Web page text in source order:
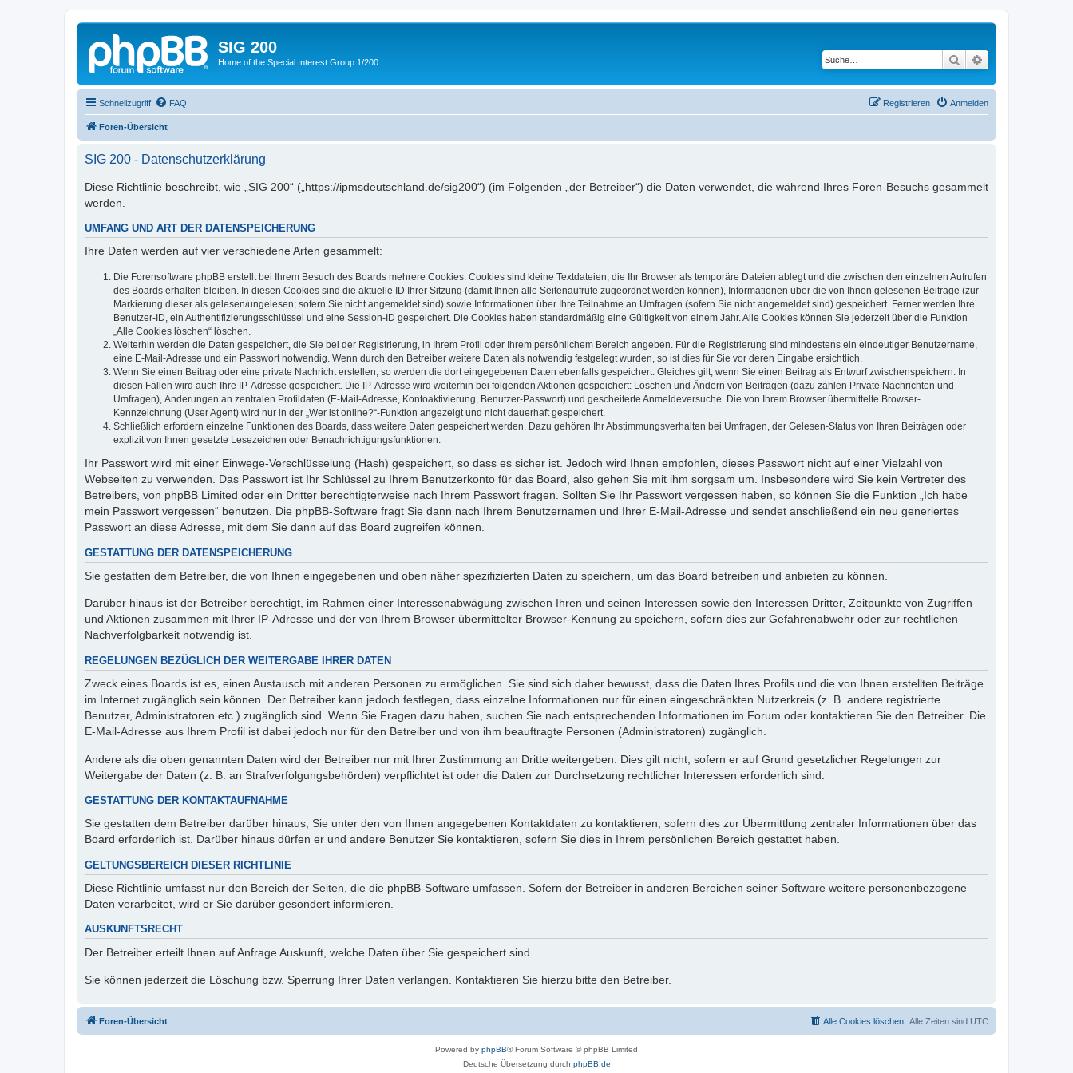
SIG 200
Home of the Special Interest Group 1/200 Suche
Schnellzugriff FAQ Anmelden
Registrieren
Foren-Übersicht
SIG 200 - Datenschutzerklärung
Diese Richtlinie beschreibt, wie „SIG 200“ („https://ipmsdeutschland.de/sig200“) (im Folgenden „der Betreiber“) die Daten verwendet, die während Ihres Foren-Besuchs gesammelt
werden.
UMFANG UND ART DER DATENSPEICHERUNG
Ihre Daten werden auf vier verschiedene Arten gesammelt:
Die Forensoftware phpBB erstellt bei Ihrem Besuch des Boards mehrere Cookies. Cookies sind kleine Textdateien, die Ihr Browser als temporäre Dateien ablegt und die zwischen den einzelnen Aufrufen
des Boards erhalten bleiben. In diesen Cookies sind die aktuelle ID Ihrer Sitzung (damit Ihnen alle Seitenaufrufe zugeordnet werden können), Informationen über die von Ihnen gelesenen Beiträge (zur
Markierung dieser als gelesen/ungelesen; sofern Sie nicht angemeldet sind) sowie Informationen über Ihre Teilnahme an Umfragen (sofern Sie nicht angemeldet sind) gespeichert. Ferner werden Ihre
Benutzer-ID, ein Authentifizierungsschlüssel und eine Session-ID gespeichert. Die Cookies haben standardmäßig eine Gültigkeit von einem Jahr. Alle Cookies können Sie jederzeit über die Funktion
„Alle Cookies löschen“ löschen.
Weiterhin werden die Daten gespeichert, die Sie bei der Registrierung, in Ihrem Profil oder Ihrem persönlichem Bereich angeben. Für die Registrierung sind mindestens ein eindeutiger Benutzername,
eine E-Mail-Adresse und ein Passwort notwendig. Wenn durch den Betreiber weitere Daten als notwendig festgelegt wurden, so ist dies für Sie vor deren Eingabe ersichtlich.
Wenn Sie einen Beitrag oder eine private Nachricht erstellen, so werden die dort eingegebenen Daten ebenfalls gespeichert. Gleiches gilt, wenn Sie einen Beitrag als Entwurf zwischenspeichern. In
diesen Fällen wird auch Ihre IP-Adresse gespeichert. Die IP-Adresse wird weiterhin bei folgenden Aktionen gespeichert: Löschen und Ändern von Beiträgen (dazu zählen Private Nachrichten und
Umfragen), Änderungen an zentralen Profildaten (E-Mail-Adresse, Kontoaktivierung, Benutzer-Passwort) und gescheiterte Anmeldeversuche. Die von Ihrem Browser übermittelte Browser-
Kennzeichnung (User Agent) wird nur in der „Wer ist online?“-Funktion angezeigt und nicht dauerhaft gespeichert.
Schließlich erfordern einzelne Funktionen des Boards, dass weitere Daten gespeichert werden. Dazu gehören Ihr Abstimmungsverhalten bei Umfragen, der Gelesen-Status von Ihren Beiträgen oder
explizit von Ihnen gesetzte Lesezeichen oder Benachrichtigungsfunktionen.
Ihr Passwort wird mit einer Einwege-Verschlüsselung (Hash) gespeichert, so dass es sicher ist. Jedoch wird Ihnen empfohlen, dieses Passwort nicht auf einer Vielzahl von
Webseiten zu verwenden. Das Passwort ist Ihr Schlüssel zu Ihrem Benutzerkonto für das Board, also gehen Sie mit ihm sorgsam um. Insbesondere wird Sie kein Vertreter des
Betreibers, von phpBB Limited oder ein Dritter berechtigterweise nach Ihrem Passwort fragen. Sollten Sie Ihr Passwort vergessen haben, so können Sie die Funktion „Ich habe
mein Passwort vergessen“ benutzen. Die phpBB-Software fragt Sie dann nach Ihrem Benutzernamen und Ihrer E-Mail-Adresse und sendet anschließend ein neu generiertes
Passwort an diese Adresse, mit dem Sie dann auf das Board zugreifen können.
GESTATTUNG DER DATENSPEICHERUNG
Sie gestatten dem Betreiber, die von Ihnen eingegebenen und oben näher spezifizierten Daten zu speichern, um das Board betreiben und anbieten zu können.
Darüber hinaus ist der Betreiber berechtigt, im Rahmen einer Interessenabwägung zwischen Ihren und seinen Interessen sowie den Interessen Dritter, Zeitpunkte von Zugriffen
und Aktionen zusammen mit Ihrer IP-Adresse und der von Ihrem Browser übermittelter Browser-Kennung zu speichern, sofern dies zur Gefahrenabwehr oder zur rechtlichen
Nachverfolgbarkeit notwendig ist.
REGELUNGEN BEZÜGLICH DER WEITERGABE IHRER DATEN
Zweck eines Boards ist es, einen Austausch mit anderen Personen zu ermöglichen. Sie sind sich daher bewusst, dass die Daten Ihres Profils und die von Ihnen erstellten Beiträge
im Internet zugänglich sein können. Der Betreiber kann jedoch festlegen, dass einzelne Informationen nur für einen eingeschränkten Nutzerkreis (z. B. andere registrierte
Benutzer, Administratoren etc.) zugänglich sind. Wenn Sie Fragen dazu haben, suchen Sie nach entsprechenden Informationen im Forum oder kontaktieren Sie den Betreiber. Die
E-Mail-Adresse aus Ihrem Profil ist dabei jedoch nur für den Betreiber und von ihm beauftragte Personen (Administratoren) zugänglich.
Andere als die oben genannten Daten wird der Betreiber nur mit Ihrer Zustimmung an Dritte weitergeben. Dies gilt nicht, sofern er auf Grund gesetzlicher Regelungen zur
Weitergabe der Daten (z. B. an Strafverfolgungsbehörden) verpflichtet ist oder die Daten zur Durchsetzung rechtlicher Interessen erforderlich sind.
GESTATTUNG DER KONTAKTAUFNAHME
Sie gestatten dem Betreiber darüber hinaus, Sie unter den von Ihnen angegebenen Kontaktdaten zu kontaktieren, sofern dies zur Übermittlung zentraler Informationen über das
Board erforderlich ist. Darüber hinaus dürfen er und andere Benutzer Sie kontaktieren, sofern Sie dies in Ihrem persönlichen Bereich gestattet haben.
GELTUNGSBEREICH DIESER RICHTLINIE
Diese Richtlinie umfasst nur den Bereich der Seiten, die die phpBB-Software umfassen. Sofern der Betreiber in anderen Bereichen seiner Software weitere personenbezogene
Daten verarbeitet, wird er Sie darüber gesondert informieren.
AUSKUNFTSRECHT
Der Betreiber erteilt Ihnen auf Anfrage Auskunft, welche Daten über Sie gespeichert sind.
Sie können jederzeit die Löschung bzw. Sperrung Ihrer Daten verlangen. Kontaktieren Sie hierzu bitte den Betreiber.
Foren-Übersicht Alle Zeiten sind UTC
Alle Cookies löschen
Powered by phpBB® Forum Software © phpBB Limited
Deutsche Übersetzung durch phpBB.de